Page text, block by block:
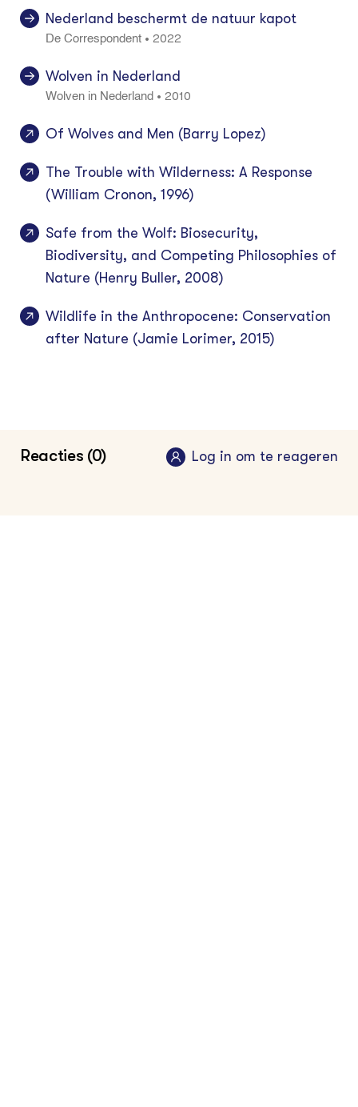
Nederland beschermt de natuur kapot
De Correspondent• 2022
Wolven in Nederland
Wolven in Nederland• 2010
Of Wolves and Men (Barry Lopez)
The Trouble with Wilderness: A Response
(William Cronon, 1996)
Safe from the Wolf: Biosecurity,
Biodiversity, and Competing Philosophies of
Nature (Henry Buller, 2008)
Wildlife in the Anthropocene: Conservation
after Nature (Jamie Lorimer, 2015)
Reacties (0) Log in om te reageren